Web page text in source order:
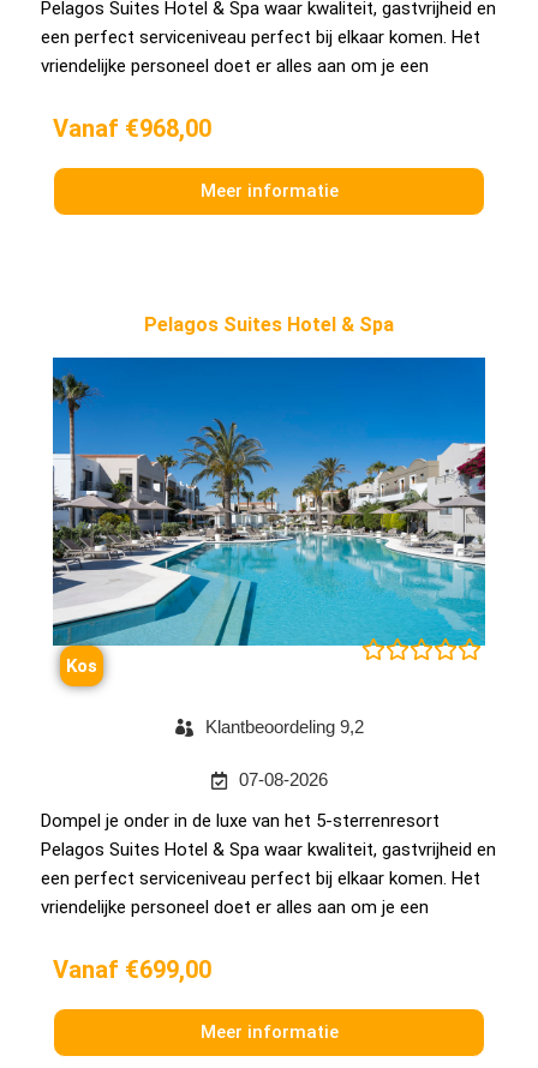
Pelagos Suites Hotel & Spa waar kwaliteit, gastvrijheid en
een perfect serviceniveau perfect bij elkaar komen. Het
vriendelijke personeel doet er alles aan om je een
Vanaf €968,00
Meer informatie
Pelagos Suites Hotel & Spa

Kos
Klantbeoordeling 9,2
07-08-2026
Dompel je onder in de luxe van het 5-sterrenresort
Pelagos Suites Hotel & Spa waar kwaliteit, gastvrijheid en
een perfect serviceniveau perfect bij elkaar komen. Het
vriendelijke personeel doet er alles aan om je een
Vanaf €699,00
Meer informatie